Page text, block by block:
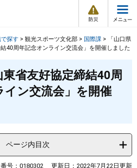
情
報
メ
ュ
探す サイトマップで探す
探す > 観光スポーツ文化部 > 国際課 >
「山口県
40周年記念オンライン交流会」を開催しました
東省友好協定締結40周
イン交流会」を開催
ページ内目次
号：0180302 更新日：2022年7月22日更新